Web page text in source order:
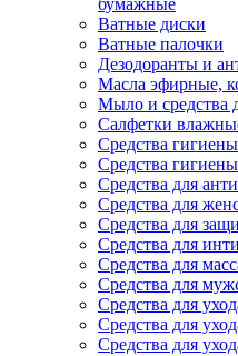
бумажные
Ватные диски
Ватные палочки
Дезодоранты и
Масла эфирные,
Мыло и средства
Салфетки
Средства гигиены
Средства
Средства для
Средства для
Средства для
Средства для
Средства для
Средства для
Средства для
Средства для
Средства для